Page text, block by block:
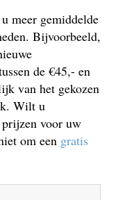
meer gemiddelde
Bijvoorbeeld,
de €45,- en
van het gekozen
Wilt u
voor uw
om een gratis